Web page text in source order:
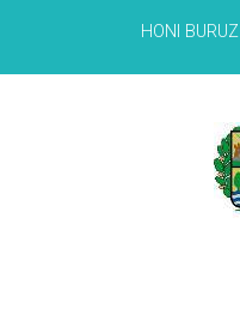
HONI BURUZ